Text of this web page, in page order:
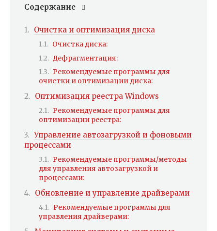
Содержание
Очистка и оптимизация диска
Очистка диска:
Дефрагментация:
Рекомендуемые программы для
очистки и оптимизации диска:
Оптимизация реестра Windows
Рекомендуемые программы для
оптимизации реестра:
Управление автозагрузкой и фоновыми
процессами
Рекомендуемые программы/методы
для управления автозагрузкой и
процессами:
Обновление и управление драйверами
Рекомендуемые программы для
управления драйверами: